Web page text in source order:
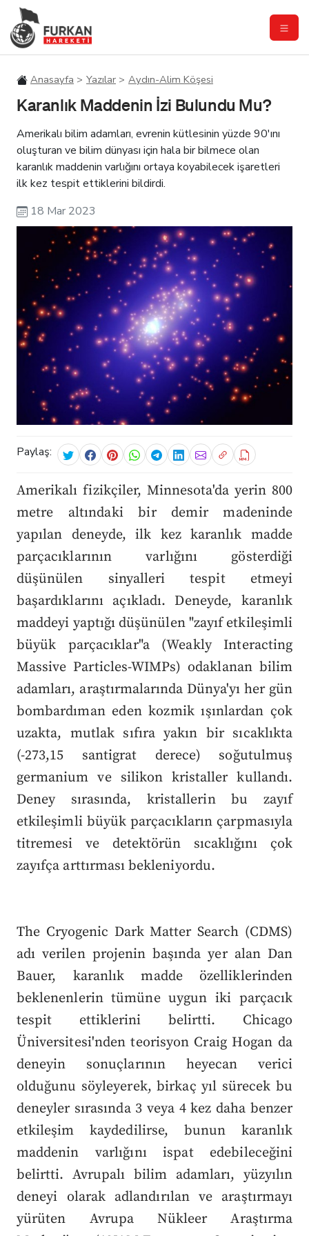
Anasayfa Yazılar Aydın-Alim Köşesi
Karanlık Maddenin İzi Bulundu Mu?
Amerikalı bilim adamları, evrenin kütlesinin yüzde 90'ını
oluşturan ve bilim dünyası için hala bir bilmece olan
karanlık maddenin varlığını ortaya koyabilecek işaretleri
ilk kez tespit ettiklerini bildirdi.
18 Mar 2023
Paylaş:
Amerikalı fizikçiler, Minnesota'da yerin 800
metre altındaki bir demir madeninde
yapılan deneyde, ilk kez karanlık madde
parçacıklarının varlığını gösterdiği
düşünülen sinyalleri tespit etmeyi
başardıklarını açıkladı. Deneyde, karanlık
maddeyi yaptığı düşünülen "zayıf etkileşimli
büyük parçacıklar"a (Weakly Interacting
Massive Particles-WIMPs) odaklanan bilim
adamları, araştırmalarında Dünya'yı her gün
bombardıman eden kozmik ışınlardan çok
uzakta, mutlak sıfıra yakın bir sıcaklıkta
(-273,15 santigrat derece) soğutulmuş
germanium ve silikon kristaller kullandı.
Deney sırasında, kristallerin bu zayıf
etkileşimli büyük parçacıkların çarpmasıyla
titremesi ve detektörün sıcaklığını çok
zayıfça arttırması bekleniyordu.
The Cryogenic Dark Matter Search (CDMS)
adı verilen projenin başında yer alan Dan
Bauer, karanlık madde özelliklerinden
beklenenlerin tümüne uygun iki parçacık
tespit ettiklerini belirtti. Chicago
Üniversitesi'nden teorisyon Craig Hogan da
deneyin sonuçlarının heyecan verici
olduğunu söyleyerek, birkaç yıl sürecek bu
deneyler sırasında 3 veya 4 kez daha benzer
etkileşim kaydedilirse, bunun karanlık
maddenin varlığını ispat edebileceğini
belirtti. Avrupalı bilim adamları, yüzyılın
deneyi olarak adlandırılan ve araştırmayı
yürüten Avrupa Nükleer Araştırma